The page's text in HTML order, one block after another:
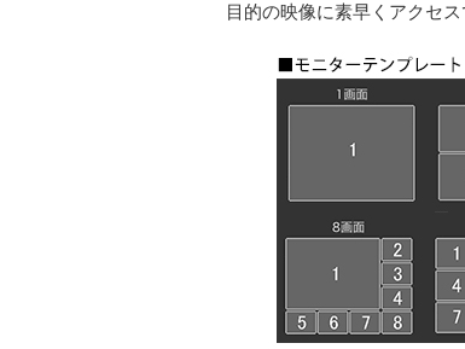
目的の映像に素早くアクセ